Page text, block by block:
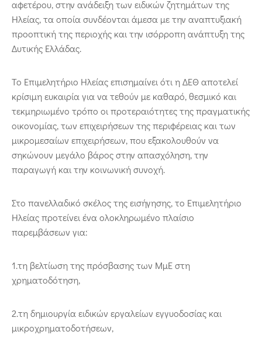
αφετέρου, στην ανάδειξη των ειδικών ζητημάτων της
Ηλείας, τα οποία συνδέονται άμεσα με την αναπτυξιακή
προοπτική της περιοχής και την ισόρροπη ανάπτυξη της
Δυτικής Ελλάδας.
Το Επιμελητήριο Ηλείας επισημαίνει ότι η ΔΕΘ αποτελεί
κρίσιμη ευκαιρία για να τεθούν με καθαρό, θεσμικό και
τεκμηριωμένο τρόπο οι προτεραιότητες της πραγματικής
οικονομίας, των επιχειρήσεων της περιφέρειας και των
μικρομεσαίων επιχειρήσεων, που εξακολουθούν να
σηκώνουν μεγάλο βάρος στην απασχόληση, την
παραγωγή και την κοινωνική συνοχή.
Στο πανελλαδικό σκέλος της εισήγησης, το Επιμελητήριο
Ηλείας προτείνει ένα ολοκληρωμένο πλαίσιο
παρεμβάσεων για:
1.τη βελτίωση της πρόσβασης των ΜμΕ στη
χρηματοδότηση,
2.τη δημιουργία ειδικών εργαλείων εγγυοδοσίας και
μικροχρηματοδοτήσεων,